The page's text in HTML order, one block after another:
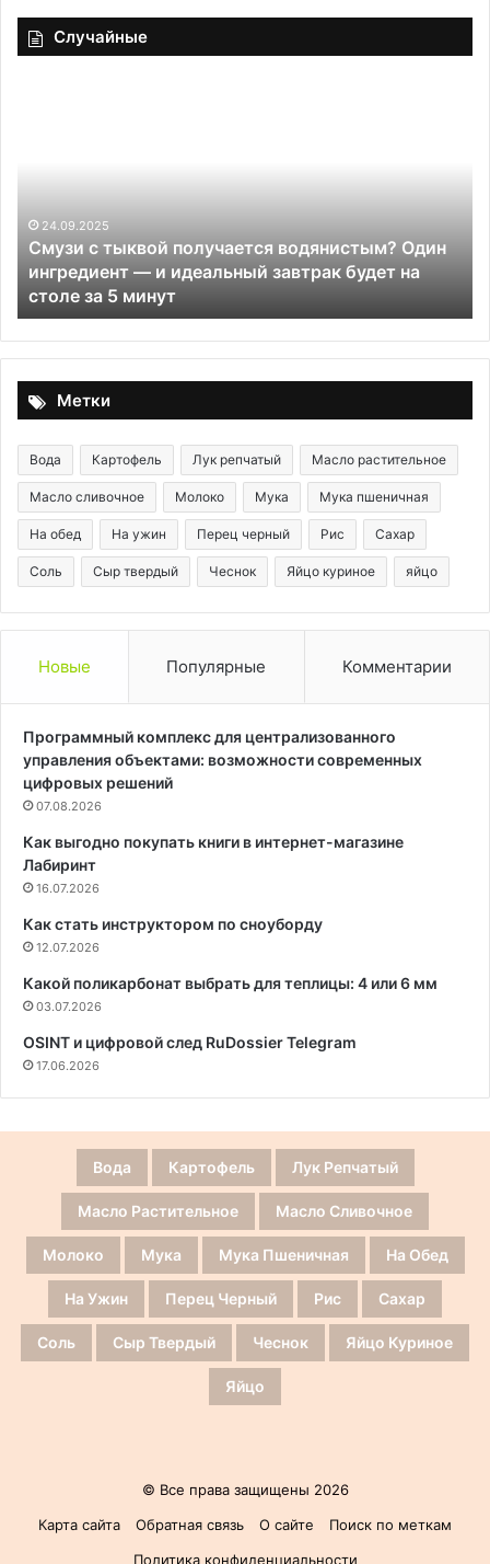
Случайные
ингредиент
—
идеальный
завтрак
будет
на
столе
за
минут
24.09.2025
Смузи с тыквой получается водянистым? Один
ингредиент — и идеальный завтрак будет на
столе за 5 минут
Метки
Вода Картофель Лук репчатый Масло растительное
Масло сливочное Молоко Мука Мука пшеничная
На обед На ужин Перец черный Рис Сахар
Соль Сыр твердый Чеснок Яйцо куриное яйцо
Новые Популярные Комментарии
Программный комплекс для централизованного
управления объектами: возможности современных
цифровых решений
07.08.2026
Как выгодно покупать книги в интернет-магазине
Лабиринт
16.07.2026
Как стать инструктором по сноуборду
12.07.2026
Какой поликарбонат выбрать для теплицы: 4 или 6 мм
03.07.2026
OSINT и цифровой след RuDossier Telegram
17.06.2026
Вода Картофель Лук Репчатый
Масло Растительное Масло Сливочное
Молоко Мука Мука Пшеничная На Обед
На Ужин Перец Черный Рис Сахар
Соль Сыр Твердый Чеснок Яйцо Куриное
Яйцо
© Все права защищены 2026
Карта сайта
Обратная связь О сайте
Поиск по меткам
Политика конфиденциальности